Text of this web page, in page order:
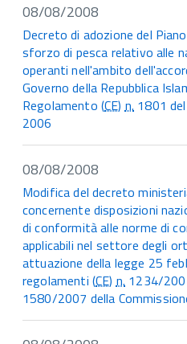
08/08/2008
Decreto di adozione del
sforzo di pesca relativo alle
operanti nell'ambito
Governo della Repubblica
Regolamento (CE)n. 1801
2006
08/08/2008
Modifica del decreto
concernente disposizioni
di conformità alle norme di
applicabili nel settore degli
attuazione della legge 25
regolamenti (CE)n. 1234/
1580/2007 della